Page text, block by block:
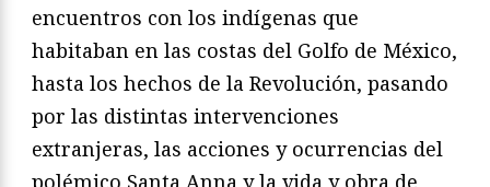
encuentros con los indígenas que
habitaban en las costas del Golfo de México,
hasta los hechos de la Revolución, pasando
por las distintas intervenciones
extranjeras, las acciones y ocurrencias del
polémico Santa Anna y la vida y obra de